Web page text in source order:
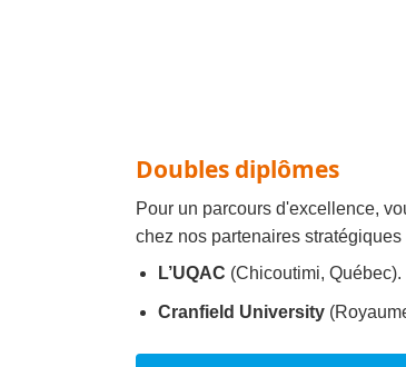
Doubles diplômes
Pour un parcours d'excellence,
chez nos partenaires stratégiques
L’UQAC (Chicoutimi, Québec).
Cranfield University